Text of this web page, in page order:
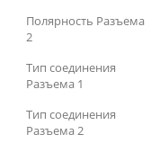
Полярность Разъема
2
Тип соединения
Разъема 1
Тип соединения
Разъема 2